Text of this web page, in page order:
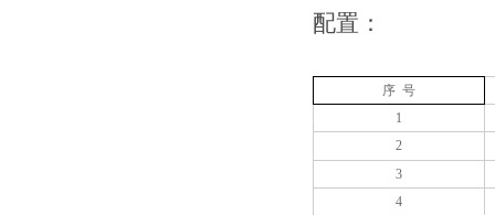
配置：
序 号
1
2
3
4